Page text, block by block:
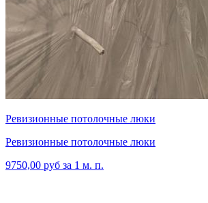
Ревизионные потолочные люки
Ревизионные потолочные люки
9750,00 руб за 1 м. п.